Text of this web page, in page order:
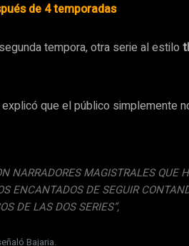
de 4 temporadas
segunda tempora, otra serie al estilo
explicó que el público simplemente
NARRADORES MAGISTRALES QUE
ENCANTADOS DE SEGUIR
DE LAS DOS SERIES”,
Bajaria.